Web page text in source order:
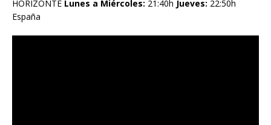
HORIZONTE Lunes a Miércoles: 21:40h Jueves: 22:50h
España